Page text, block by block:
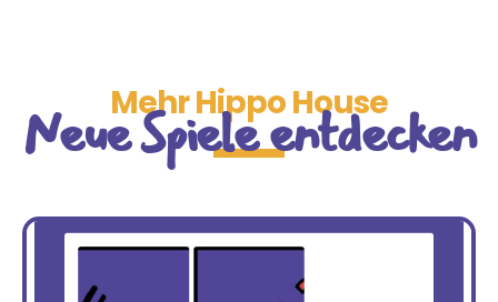
Mehr Hippo House
Neue Spiele entdecken